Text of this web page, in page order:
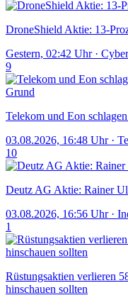
DroneShield Aktie: 13-
Gestern, 02:42 Uhr ·
9
Telekom und Eon
03.08.2026, 16:48 Uhr ·
10
Deutz AG Aktie: Rainer
03.08.2026, 16:56 Uhr ·
1
Rüstungsaktien verlieren
hinschauen sollten